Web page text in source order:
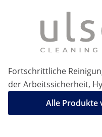
Fortschrittliche
der Arbeitssicherheit,
Alle Produkte